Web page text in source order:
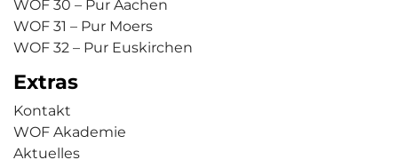
WOF 30 – Pur Aachen
WOF 31 – Pur Moers
WOF 32 – Pur Euskirchen
Extras
Kontakt
WOF Akademie
Aktuelles